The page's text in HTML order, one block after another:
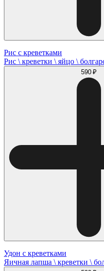
Рис с креветками
Рис \ креветки \ яйцо \
590 ₽
Удон с креветками
Яичная лапша \ креветки \